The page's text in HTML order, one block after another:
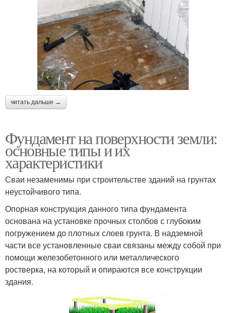
читать дальше →
Фундамент на поверхности земли:
основные типы и их
характеристики
Сваи незаменимы при строительстве зданий на грунтах
неустойчивого типа.
Опорная конструкция данного типа фундамента
основана на установке прочных столбов с глубоким
погружением до плотных слоев грунта. В надземной
части все установленные сваи связаны между собой при
помощи железобетонного или металлического
ростверка, на который и опираются все конструкции
здания.